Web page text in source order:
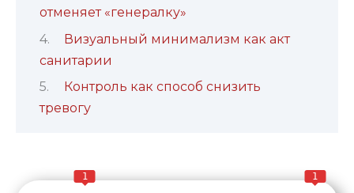
отменяет «генералку»
Визуальный минимализм как акт
санитарии
Контроль как способ снизить
тревогу
1 1